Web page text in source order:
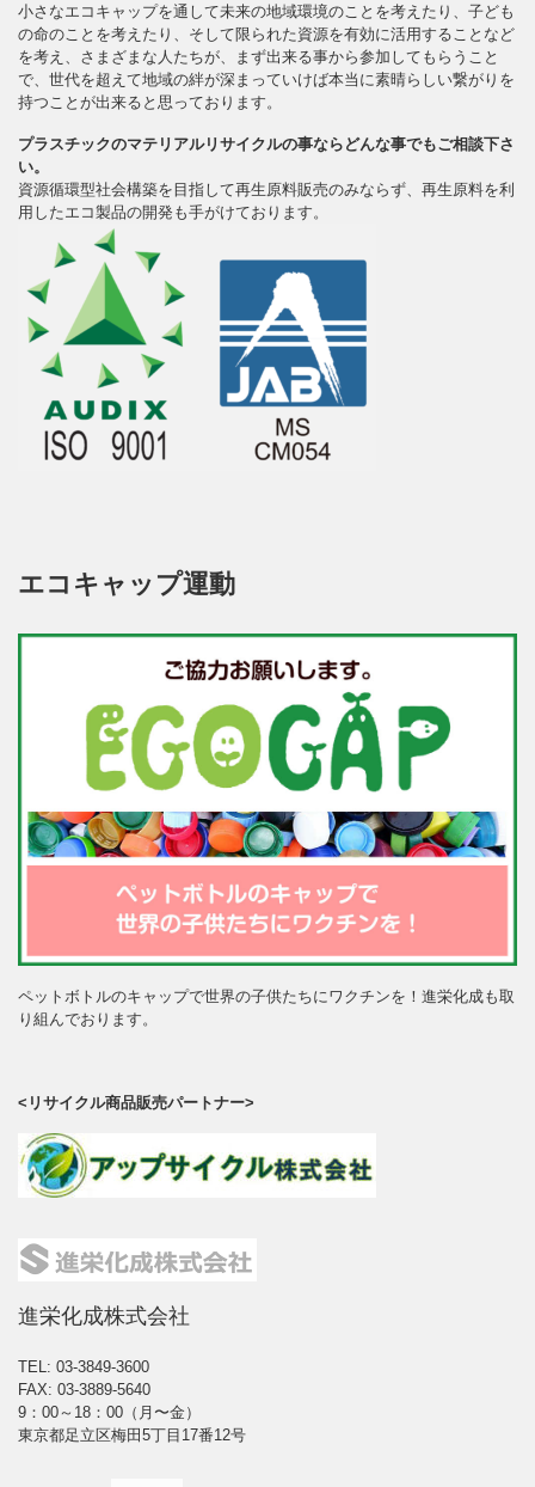
小さなエコキャップを通して未来の地域環境のことを考えたり、子ども
の命のことを考えたり、そして限られた資源を有効に活用することなど
を考え、さまざまな人たちが、まず出来る事から参加してもらうこと
で、世代を超えて地域の絆が深まっていけば本当に素晴らしい繋がりを
持つことが出来ると思っております。
プラスチックのマテリアルリサイクルの事ならどんな事でもご相談下さ
い。
資源循環型社会構築を目指して再生原料販売のみならず、再生原料を利
用したエコ製品の開発も手がけております。
エコキャップ運動
ペットボトルのキャップで世界の子供たちにワクチンを！進栄化成も取
り組んでおります。
<リサイクル商品販売パートナー>
進栄化成株式会社
TEL: 03-3849-3600
FAX: 03-3889-5640
9：00～18：00（月〜金）
東京都足立区梅田5丁目17番12号